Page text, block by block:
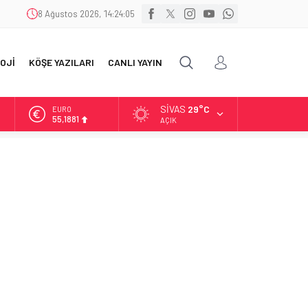
8 Ağustos 2026, 14:24:06
KÖŞE YAZILARI CANLI YAYIN
ALTIN
6.660,55
SIVAS 29°C
AÇIK